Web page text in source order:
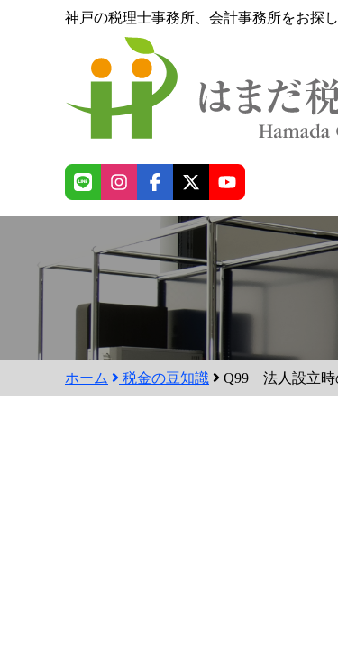
神戸の税理士事務所、会計事務所をお探
ホーム 税金の豆知識 Q99 法人設立時